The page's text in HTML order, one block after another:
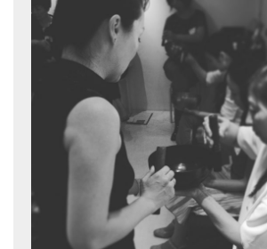
中級講座
上級講座
ビギナー講師・養成講座
アマナマナとは
About Us
メールお便り登録
LINEお友だち登録